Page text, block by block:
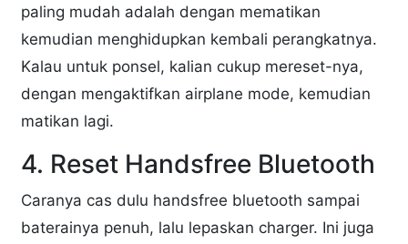
paling mudah adalah dengan mematikan
kemudian menghidupkan kembali perangkatnya.
Kalau untuk ponsel, kalian cukup mereset-nya,
dengan mengaktifkan airplane mode, kemudian
matikan lagi.
4. Reset Handsfree Bluetooth
Caranya cas dulu handsfree bluetooth sampai
baterainya penuh, lalu lepaskan charger. Ini juga